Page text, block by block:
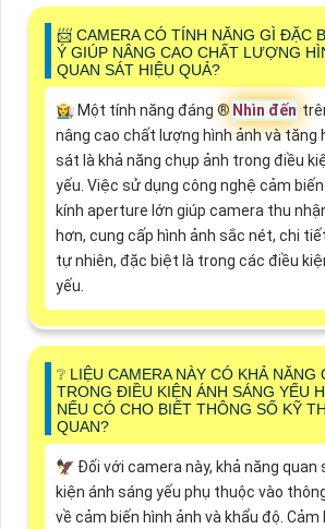
📨 CAMERA CÓ TÍNH NĂNG GÌ ĐẶC
Ý GIÚP NÂNG CAO CHẤT LƯỢNG
QUAN SÁT HIỆU QUẢ?
👩‍🌾 Một tính năng đáng ®️ Nhìn đến
nâng cao chất lượng hình ảnh và tăng
sát là khả năng chụp ảnh trong điều
yếu. Việc sử dụng công nghệ cảm biến
kính aperture lớn giúp camera thu
hơn, cung cấp hình ảnh sắc nét, chi
tự nhiên, đặc biệt là trong các điều
yếu.
❔ LIỆU CAMERA NÀY CÓ KHẢ NĂNG
TRONG ĐIỀU KIỆN ÁNH SÁNG YẾU
NẾU CÓ CHO BIẾT THÔNG SỐ KỸ
QUAN?
🦅 Đối với camera này, khả năng quan
kiện ánh sáng yếu phụ thuộc vào
về cảm biến hình ảnh và khẩu độ. Cảm